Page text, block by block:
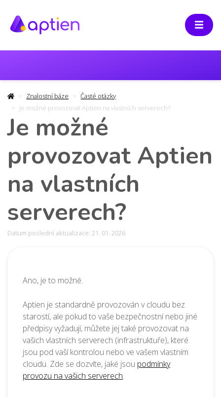
Znalostní báze
Časté otázky
Je možné provozovat Aptien na vlastních serverech?
Je možné
provozovat Aptien
na vlastních
serverech?
Datum poslední aktualizace: 21. 01. 2026
Ano, je to možné.
Aptien je standardně provozován v cloudu bez
starostí, ale pokud to vaše bezpečnostní nebo jiné
předpisy vyžadují, můžete jej také provozovat na
vašich vlastních serverech (infrastruktuře), které
jsou pod vaší kontrolou nebo ve vašem vlastním
cloudu. Zde se dozvíte, jaké jsou podmínky
provozu na vašich serverech.